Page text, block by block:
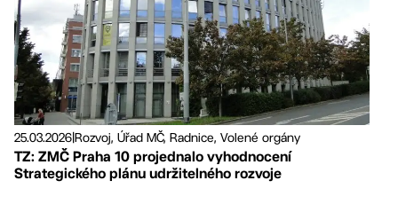
25.03.2026Rozvoj, Úřad MČ, Radnice, Volené orgány
TZ: ZMČ Praha 10 projednalo vyhodnocení
Strategického plánu udržitelného rozvoje